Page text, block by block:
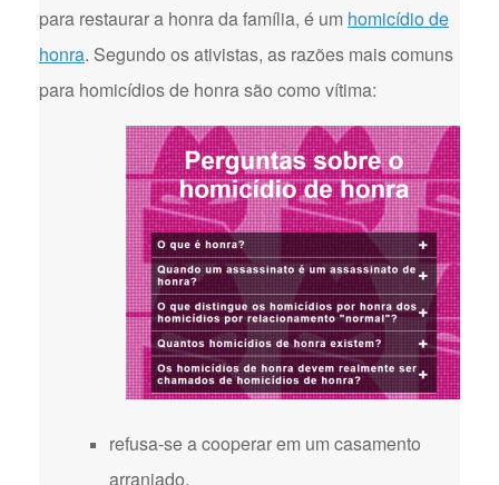
para restaurar a honra da família, é um homicídio de
honra. Segundo os ativistas, as razões mais comuns
para homicídios de honra são como vítima:
refusa-se a cooperar em um casamento
arranjado.